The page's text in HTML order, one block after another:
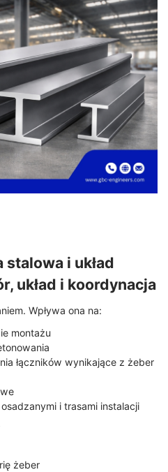
i układ
układ i koordynacja
Wpływa ona na:
montażu
łączników wynikające z żeber
i trasami instalacji
żeber